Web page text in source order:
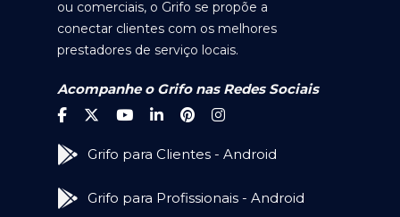
ou comerciais, o Grifo se propõe a
conectar clientes com os melhores
prestadores de serviço locais.
Acompanhe o Grifo nas Redes Sociais
Grifo para Clientes - Android
Grifo para Profissionais - Android